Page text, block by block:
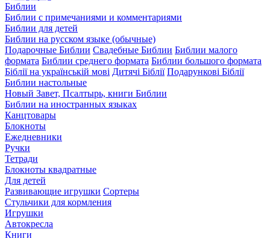
Библии
Библии с примечаниями и комментариями
Библии для детей
Библии на русском языке (обычные)
Подарочные Библии Свадебные Библии Библии малого
формата Библии среднего формата Библии большого формата
Біблії на українській мові Дитячі Біблії Подарункові Біблії
Библии настольные
Новый Завет, Псалтырь, книги Библии
Библии на иностранных языках
Канцтовары
Блокноты
Ежедневники
Ручки
Тетради
Блокноты квадратные
Для детей
Развивающие игрушки Сортеры
Стульчики для кормления
Игрушки
Автокресла
Книги